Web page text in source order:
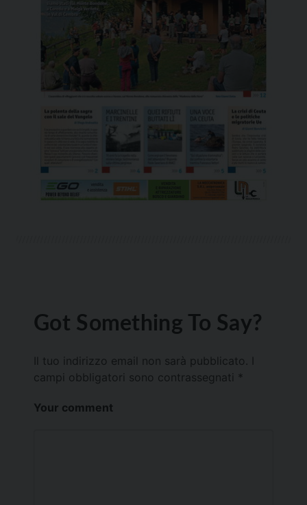
Got Something To Say?
Il tuo indirizzo email non sarà pubblicato.
campi obbligatori sono contrassegnati *
Your comment